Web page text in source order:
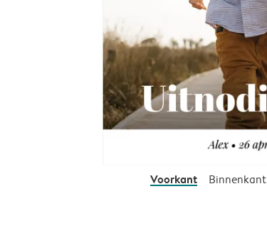
Voorkant Binnenkant